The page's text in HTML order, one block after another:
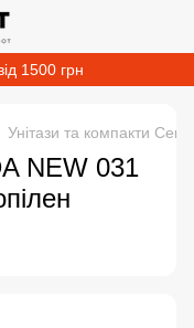
1500 грн
Унітази та компакти
NEW 031